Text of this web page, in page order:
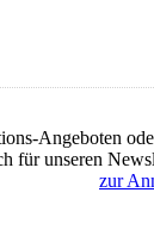
Angeboten
für unseren
zur